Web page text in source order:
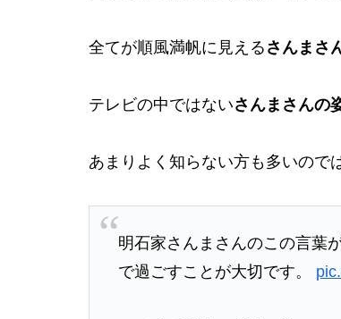
全てが順風満帆に見える さんまさ
テレビの中ではないさんまさんの
あまりよく知らない方も多いので
明石家さんまさんのこの言葉
で過ごすことが大切です。